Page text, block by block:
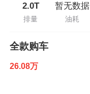
2.0T
排量
暂无数据
油耗
全款购车
26.08万